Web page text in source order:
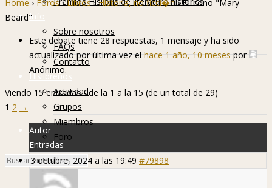
Info
Sobre nosotros
FAQs
Contacto
Hislibreños
Actividad
Grupos
Miembros
Foro
Home › Foros › Libros › Historia, no ficci�n › El icono "Mary
Beard"
Este debate tiene 28 respuestas, 1 mensaje y ha sido
actualizado por última vez el hace 1 año, 10 meses por
Anónimo.
Viendo 15 entradas - de la 1 a la 15 (de un total de 29)
1 2 →
Autor
Entradas
3 octubre, 2024 a las 19:49 #79898